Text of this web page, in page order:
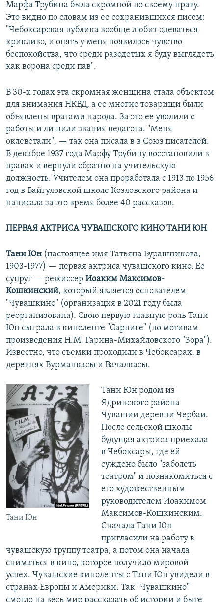
Марфа Трубина была скромной по своему нраву.
Это видно по словам из ее сохранившихся писем:
"Чебоксарская публика вообще любит одеваться
крикливо, и опять у меня появилось чувство
беспокойства, что среди разодетых я буду выглядеть
как ворона среди пав".
В 30-х годах эта скромная женщина стала объектом
для внимания НКВД, а ее многие товарищи были
объявлены врагами народа. За это ее уволили с
работы и лишили звания педагога. "Меня
оклеветали", — так она писала в в Союз писателей.
В декабре 1937 года Марфу Трубину восстановили в
правах и вернули обратно на учительскую
должность. Учителем она проработала с 1913 по 1956
год в Байгуловской школе Козловского района и
написала за это время более 40 рассказов.
ПЕРВАЯ АКТРИСА ЧУВАШСКОГО КИНО ТАНИ ЮН
Тани Юн (настоящее имя Татьяна Бурашникова,
1903-1977) — первая актриса чувашского кино. Ее
супруг — режиссер Иоаким Максимов-
Кошкинский, который является основателем
"Чувашкино" (организация в 2021 году была
реорганизована). Свою первую главную роль Тани
Юн сыграла в киноленте "Сарпиге" (по мотивам
произведения Н.М. Гарина-Михайловского "Зора").
Известно, что съемки проходили в Чебоксарах, в
деревнях Вурманкасы и Вачалкасы.
Тани Юн
Тани Юн родом из
Ядринского района
Чувашии деревни Чербаи.
После сельской школы
будущая актриса приехала
в Чебоксары, где ей
суждено было "заболеть
театром" и познакомиться с
его художественным
руководителем Иоакимом
Максимов-Кошкинским.
Сначала Тани Юн
пригласили на работу в
чувашскую труппу театра, а потом она начала
сниматься в кино, которое получило мировой
успех. Чувашские киноленты с Тани Юн увидели в
странах Европы и Америки. Так "Чувашкино"
смогло на весь мир рассказать об истории и быте